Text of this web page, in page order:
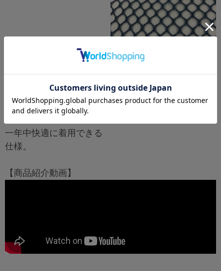
通気性に
優れた粗いメッシ
ュ
一年中快適に着用できる
仕様。
【商品紹介動画】